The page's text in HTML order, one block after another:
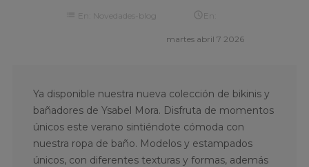
list En: Novedades-blog  En:
martes abril 7 2026
Ya disponible nuestra nueva colección de bikinis y
bañadores de Ysabel Mora. Disfruta de momentos
únicos este verano sintiéndote cómoda con
nuestra ropa de baño. Modelos y estampados
únicos, con diferentes texturas y formas, además